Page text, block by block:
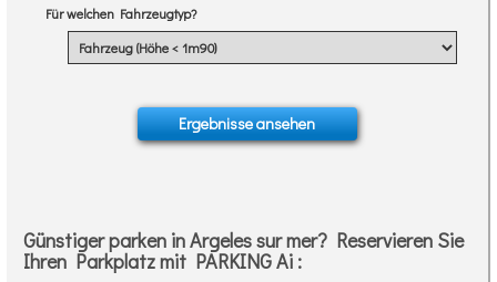
Für welchen Fahrzeugtyp?
Günstiger parken in Argeles sur mer? Reservieren Sie
Ihren Parkplatz mit PARKING Ai :